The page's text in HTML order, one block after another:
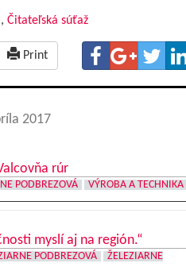
Čitateľská súťaž
Print
2017
rúr
PODBREZOVÁ VÝROBA A TECHNIKA
myslí aj na región.“
PODBREZOVÁ
ŽELEZIARNE